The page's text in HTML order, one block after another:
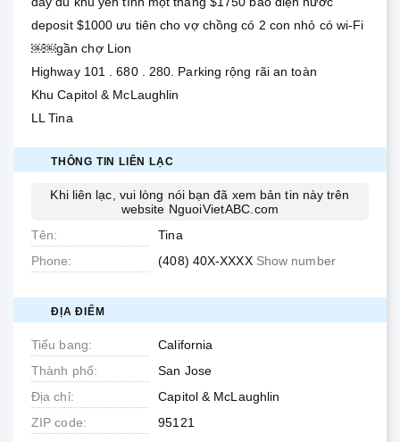
deposit $1000 ưu tiên cho vợ chồng có 2 con nhỏ có wi-Fi
￼￼gần chợ Lion
Highway 101 . 680 . 280. Parking rộng rãi an toàn
Khu Capitol & McLaughlin
LL Tina
THÔNG TIN LIÊN LẠC
Khi liên lạc, vui lòng nói bạn đã xem bản tin này trên
website NguoiVietABC.com
Tên
Tina
Phone
(408) 40X-XXXX Show number
ĐỊA ĐIỂM
Tiểu bang
California
Thành phố
San Jose
Địa chỉ
Capitol & McLaughlin
ZIP code
95121